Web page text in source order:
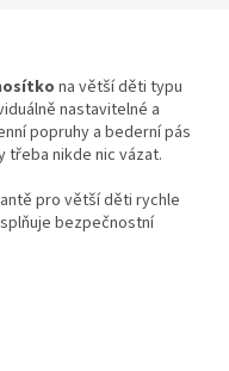
na větší děti typu
nastavitelné a
popruhy a bederní pás
třeba nikde nic vázat.
pro větší děti rychle
bezpečnostní